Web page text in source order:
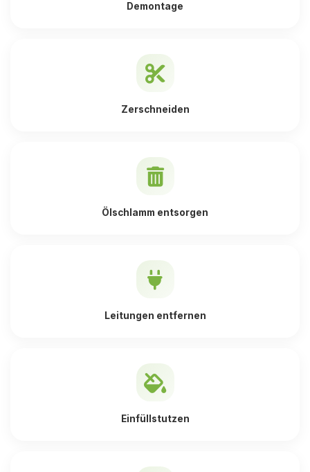
Demontage
Zerschneiden
Ölschlamm entsorgen
Leitungen entfernen
Einfüllstutzen